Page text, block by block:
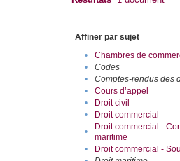
Affiner par sujet
•
Chambres de
•
Codes
•
Comptes-rendus des
•
Cours d’appel
•
Droit civil
•
Droit commercial
•
Droit commercial -
maritime
• Droit commercial -